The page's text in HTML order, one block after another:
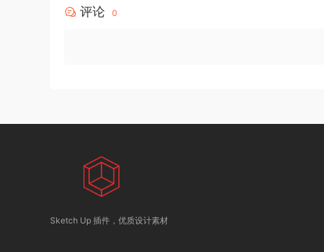
评论 0
Sketch Up 插件，优质设计素材